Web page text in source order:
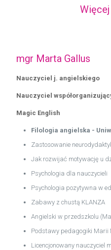
mgr Marta Gallus
Nauczyciel j. angielskiego
Nauczyciel
Magic English
Filologia angielska -
Zastosowanie
Jak rozwijać motywację u
Psychologia dla nauczycieli
Psychologia pozytywna w
Zabawy z chustą KLANZA
Angielski w przedszkolu
Podstawy pedagogiki Marii
Licencjonowany nauczyciel